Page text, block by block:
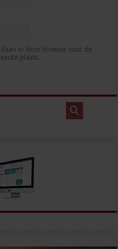
in deze browser voor de
plaats.